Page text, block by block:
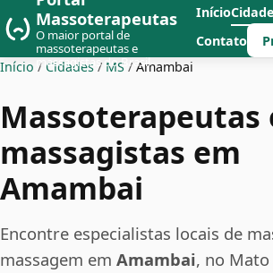
Massoterapeutas
O maior portal de
massoterapeutas e
massagistas do Brasil
Início
Contato
Início / Cidades / MS / Amambai
Massoterapeutas
massagistas em
Amambai
Encontre especialistas locais de
massagem em Amambai, no